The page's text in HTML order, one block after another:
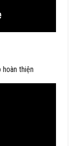
thiện